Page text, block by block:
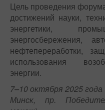
Цель проведения
достижений науки,
энергетики,
энергосбережения,
нефтепереработки,
использования
энергии.
7–10 октября 2025 года
Минск, пр.